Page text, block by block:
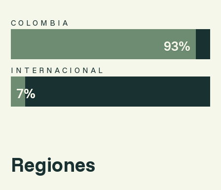
COLOMBIA
93%
93%
INTERNACIONAL
7%
7%
Regiones